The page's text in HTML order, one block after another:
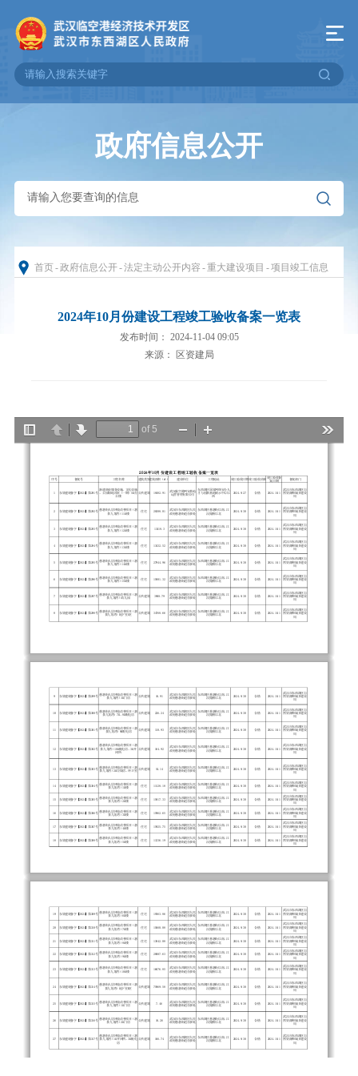
政府信息公开
首页-政府信息公开-法定主动公开内容 -重大建设项目 -项目竣工信息
2024年10月份建设工程竣工验收备案一览表
发布时间： 2024-11-04 09:05
来源： 区资建局